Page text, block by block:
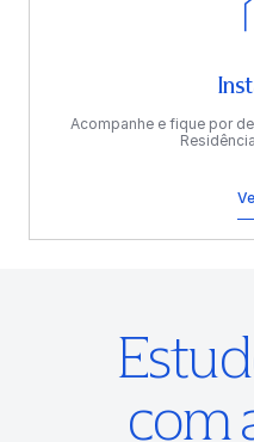
Acompanhe e fique por
com